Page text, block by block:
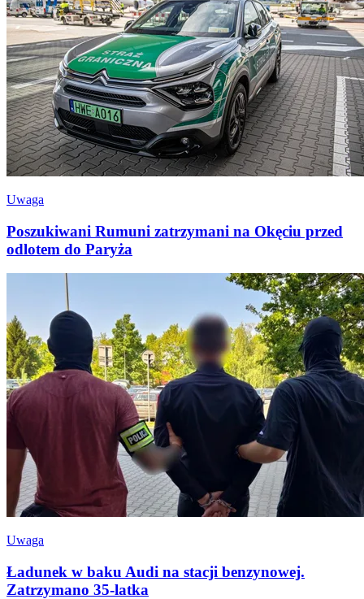
Uwaga
Poszukiwani Rumuni zatrzymani na Okęciu przed
odlotem do Paryża
Uwaga
Ładunek w baku Audi na stacji benzynowej.
Zatrzymano 35-latka